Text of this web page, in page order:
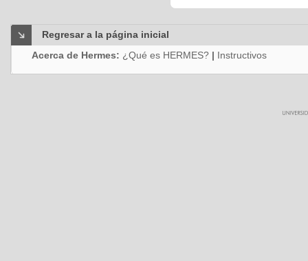
Regresar a la página inicial
Acerca de Hermes: ¿Qué es HERMES? | Instructivos